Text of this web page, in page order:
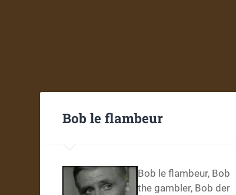
Bob le flambeur
Bob le flambeur, Bob
the gambler, Bob der